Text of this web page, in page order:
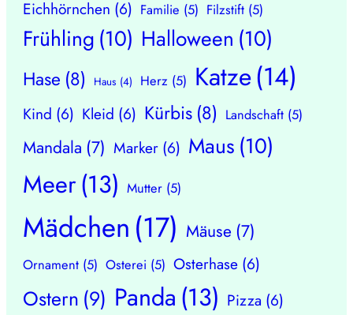
Eichhörnchen (6) Familie (5) Filzstift (5)
Frühling (10) Halloween (10)
Hase (8) Haus (4) Herz (5) Katze(14)
Kind (6) Kleid (6) Kürbis (8) Landschaft (5)
Mandala (7) Marker (6) Maus (10)
Meer(13) Mutter (5)
Mädchen (17) Mäuse (7)
Ornament (5) Osterei (5) Osterhase (6)
Ostern (9) Panda (13) Pizza (6)